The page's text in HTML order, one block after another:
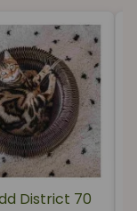
★★ ★ ★ ★
District 70